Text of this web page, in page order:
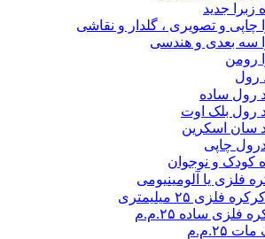
زبرا جدید
چاپی و تصویری ، گلدار و نقاشی
سه بعدی و هندسی
رومن
رول ساده
رول بلک اوت
سان اسکرین
چاپی
کودک و نوجوان
فلزی یا آلومینیومی
فلزی ۲۵ میلیمتری
فلزی ساده ۲۵.م.م
۲۵.م.م